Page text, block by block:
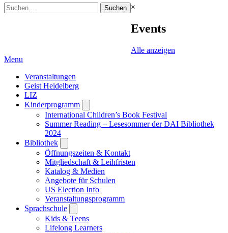
Suchen
nach:
×
Events
Alle anzeigen
Menu
Veranstaltungen
Geist Heidelberg
LIZ
Kinderprogramm
submenu
International Children’s Book Festival
Summer Reading – Lesesommer der DAI Bibliothek
2024
Bibliothek
submenu
Öffnungszeiten & Kontakt
Mitgliedschaft & Leihfristen
Katalog & Medien
Angebote für Schulen
US Election Info
Veranstaltungsprogramm
Sprachschule
submenu
Kids & Teens
Lifelong Learners